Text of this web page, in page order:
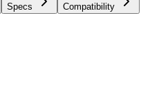
Specs Compatibility